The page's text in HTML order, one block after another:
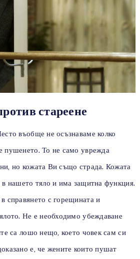
стареене
въобще не осъзнаваме колко
пушенето. То не само уврежда
но кожата Ви също страда. Кожата
в нашето тяло и има защитна функция.
справянето с горещината и
Не е необходимо убеждаване
са лошо нещо, което човек сам си
е, че жените които пушат